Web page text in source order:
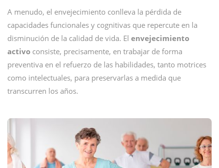
A menudo, el envejecimiento conlleva la pérdida de
capacidades funcionales y cognitivas que repercute en la
disminución de la calidad de vida. El envejecimiento
activo consiste, precisamente, en trabajar de forma
preventiva en el refuerzo de las habilidades, tanto motrices
como intelectuales, para preservarlas a medida que
transcurren los años.